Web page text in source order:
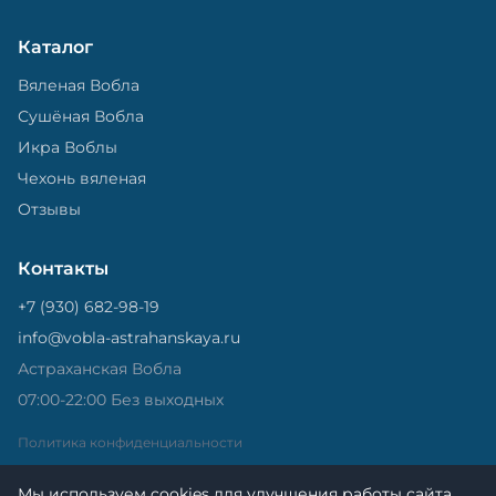
Каталог
Вяленая Вобла
Сушёная Вобла
Икра Воблы
Чехонь вяленая
Отзывы
Контакты
+7 (930) 682-98-19
info@vobla-astrahanskaya.ru
Астраханская Вобла
07:00-22:00 Без выходных
Политика конфиденциальности